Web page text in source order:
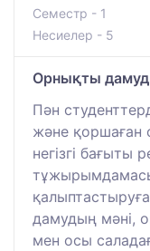
Семестр - 1
Несиелер - 5
Орнықты
Пән
және
негізгі бағыты
дамудың мәні,
мен осы